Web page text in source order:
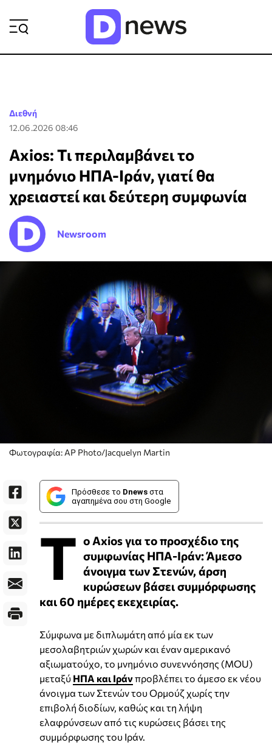
Διεθνή
12.06.2026 08:46
Axios: Τι περιλαμβάνει το
μνημόνιο ΗΠΑ-Ιράν, γιατί θα
χρειαστεί και δεύτερη συμφωνία
Newsroom
Φωτογραφία: AP Photo/Jacquelyn Martin
Πρόσθεσε το Dnews στα
αγαπημένα σου στη Google
Τ ο Axios για το προσχέδιο της
συμφωνίας ΗΠΑ-Ιράν: Άμεσο
άνοιγμα των Στενών, άρση
κυρώσεων βάσει συμμόρφωσης
και 60 ημέρες εκεχειρίας.
Σύμφωνα με διπλωμάτη από μία εκ των
μεσολαβητριών χωρών και έναν αμερικανό
αξιωματούχο, το μνημόνιο συνεννόησης (MOU)
μεταξύ ΗΠΑ και Ιράνπροβλέπει το άμεσο εκ νέου
άνοιγμα των Στενών του Ορμούζ χωρίς την
επιβολή διοδίων, καθώς και τη λήψη
ελαφρύνσεων από τις κυρώσεις βάσει της
συμμόρφωσης του Ιράν.